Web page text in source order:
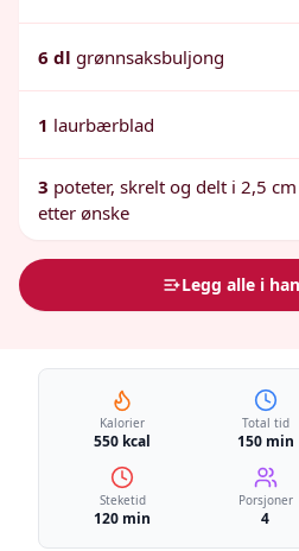
6 dl grønnsaksbuljong
1 laurbærblad
3 poteter, skrelt og delt i 2,5
etter ønske
Legg alle i
Kalorier
550 kcal
Total tid
150 min
Steketid
120 min
Porsjoner
4